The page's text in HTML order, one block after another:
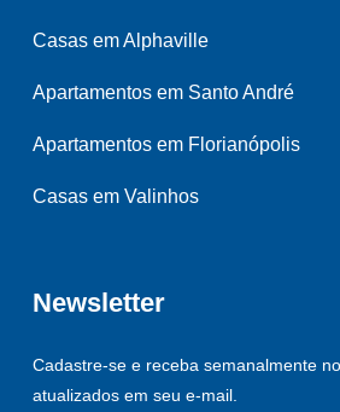
Casas em Alphaville
Apartamentos em Santo André
Apartamentos em Florianópolis
Casas em Valinhos
Newsletter
Cadastre-se e receba semanalmente
atualizados em seu e-mail.